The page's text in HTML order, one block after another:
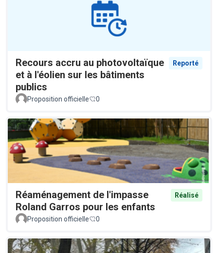
Recours accru au photovoltaïque
et à l'éolien sur les bâtiments
publics
Reporté
Proposition officielle 0
Réaménagement de l'impasse
Roland Garros pour les enfants
Réalisé
Proposition officielle 0